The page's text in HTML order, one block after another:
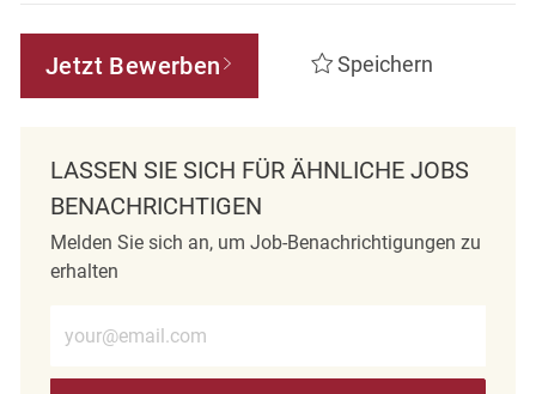
Jetzt Bewerben Speichern
LASSEN SIE SICH FÜR ÄHNLICHE JOBS
BENACHRICHTIGEN
Melden Sie sich an, um Job-Benachrichtigungen zu
erhalten